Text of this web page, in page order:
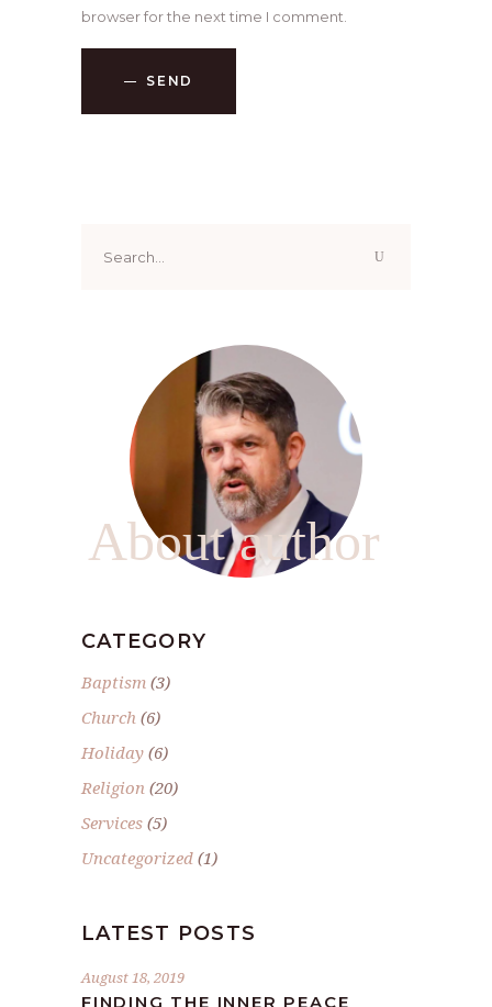
browser for the next time I comment.
SEND
for:
About author
CATEGORY
Baptism (3)
Church (6)
Holiday (6)
Religion (20)
Services (5)
Uncategorized (1)
LATEST POSTS
August 18, 2019
FINDING THE INNER PEACE